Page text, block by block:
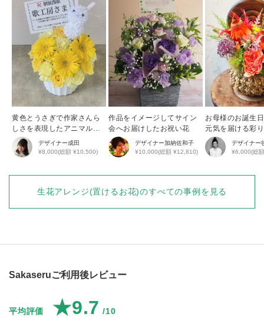
黄色とうさぎで作家さんら
しさを表現したアニマルア
レンジ
デザイナー成田
¥8,000(総額 ¥10,500)
作品をイメージしてサイン
会へお届けしたお祝い花
デザイナー加納佐和子
¥10,000(総額 ¥12,810)
お母様のお誕生
元気を届ける彩
花アレンジデザイナー
¥6,000(総
生花アレンジ(置けるお花)のすべての事例を見る
Sakaseruご利用後レビュー
平均評価 ★9.7 /10